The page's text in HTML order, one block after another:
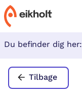
Du befinder dig her:
Tilbage